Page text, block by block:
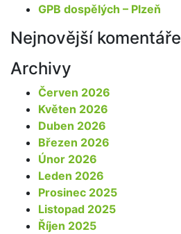
GPB dospělých – Plzeň
Nejnovější komentáře
Archivy
Červen 2026
Květen 2026
Duben 2026
Březen 2026
Únor 2026
Leden 2026
Prosinec 2025
Listopad 2025
Říjen 2025